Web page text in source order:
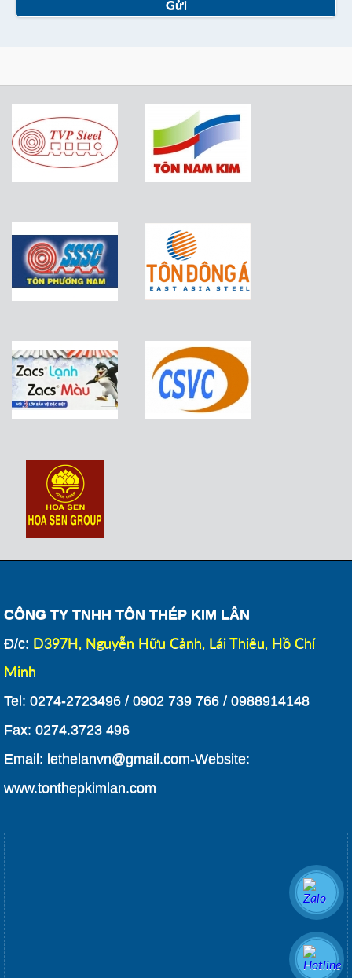
Bạn muốn mái tôn luôn như mới? Xem
CÔNG NGHỆ MẠ KẼM NHÚNG NÓNG LÀ GÌ?
GIẢI PHÁP VÀNG BẢO VỆ CÔNG TRÌNH KHỎI
RỈ SÉT
Mạ kẽm nhúng nóng là gì? Tìm hiểu quy
trình và lợi ích vượt trội của thép mạ
Gửi
CÔNG TY TNHH TÔN THÉP KIM LÂN
Đ/c: D397H, Nguyễn Hữu Cảnh, Lái Thiêu, Hồ Chí
Minh
Tel: 0274-2723496 / 0902 739 766 / 0988914148
Fax: 0274.3723 496
Email: lethelanvn@gmail.com-Website:
www.tonthepkimlan.com